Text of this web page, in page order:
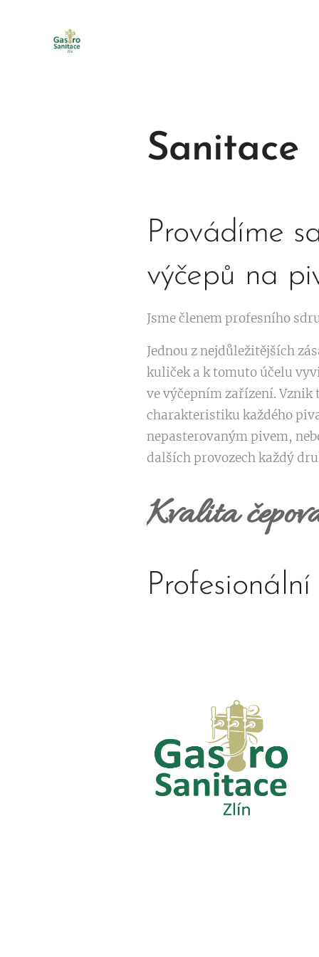
Sanitace
Provádíme
výčepů na
Jsme členem profesního
Jednou z nejdůležitějších
kuliček a k tomuto účelu
ve výčepním zařízení.
charakteristiku každého
nepasterovaným pivem,
dalších provozech každý
Kvalita